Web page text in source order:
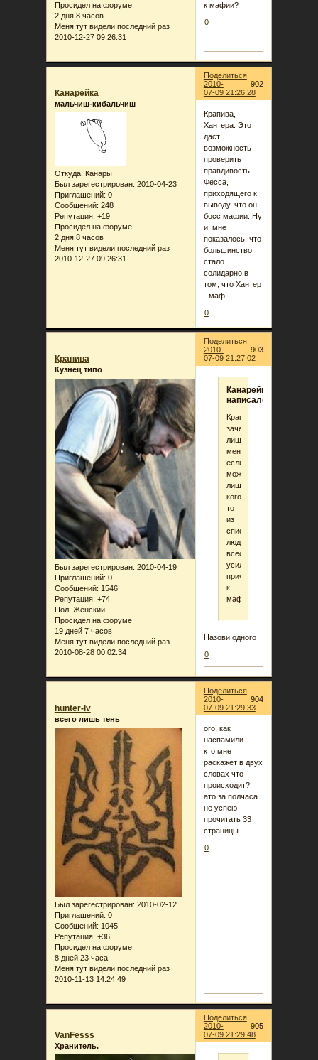
Просидел на форуме:
2 дня 8 часов
Меня тут видели последний раз
2010-12-27 09:26:31
к мафии?
0
Поделиться
902
2010-
07-09 21:26:28
Канарейка
мальчиш-кибальчиш
Откуда: Канары
Был зарегестрирован: 2010-04-23
Приглашений: 0
Сообщений: 248
Репутация: +19
Просидел на форуме:
2 дня 8 часов
Меня тут видели последний раз
2010-12-27 09:26:31
Крапива,
Хантера. Это
даст
возможность
проверить
правдивость
Фесса,
приходящего к
выводу, что он -
босс мафии. Ну
и, мне
показалось, что
большинство
стало
солидарно в
том, что Хантер
- маф.
0
Поделиться
903
2010-
07-09 21:27:02
Крапива
Кузнец типо
Был зарегестрирован: 2010-04-19
Приглашений: 0
Сообщений: 1546
Репутация: +74
Пол: Женский
Просидел на форуме:
19 дней 7 часов
Меня тут видели последний раз
2010-08-28 00:02:34
Канарейка
написал(а):
Крапива,
зачем
лишаться
мента,
если
можно
лишиться
кого-
то
из
списка
людей,
всеобщими
усилиями
причисленными
к
мафии?
Назови одного
0
Поделиться
904
2010-
07-09 21:29:33
hunter-lv
всего лишь тень
Был зарегестрирован: 2010-02-12
Приглашений: 0
Сообщений: 1045
Репутация: +36
Просидел на форуме:
8 дней 23 часа
Меня тут видели последний раз
2010-11-13 14:24:49
ого, как
наспамили....
кто мне
раскажет в двух
словах что
происходит?
ато за полчаса
не успею
прочитать 33
страницы.....
0
Поделиться
905
2010-
07-09 21:29:48
VanFesss
Хранитель.